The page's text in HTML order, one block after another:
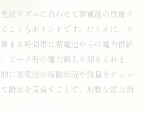
活リズムに合わせて蓄電池の放電タ
こともポイントです。たとえば、夕
まる時間帯に蓄電池からの電力供給
ピーク時の電力購入を抑えられま
に蓄電池の稼働状況や残量をチェッ
設定を見直すことで、無駄な電力消